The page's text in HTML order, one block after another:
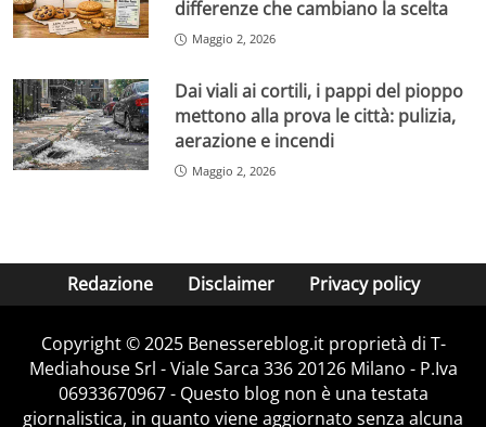
differenze che cambiano la scelta
Maggio 2, 2026
Dai viali ai cortili, i pappi del pioppo
mettono alla prova le città: pulizia,
aerazione e incendi
Maggio 2, 2026
Redazione Disclaimer Privacy policy
Copyright © 2025 Benessereblog.it proprietà di T-
Mediahouse Srl - Viale Sarca 336 20126 Milano - P.Iva
06933670967 - Questo blog non è una testata
giornalistica, in quanto viene aggiornato senza alcuna